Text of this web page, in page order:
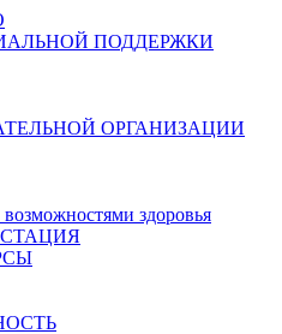
ПОДДЕРЖКИ
ОРГАНИЗАЦИИ
здоровья